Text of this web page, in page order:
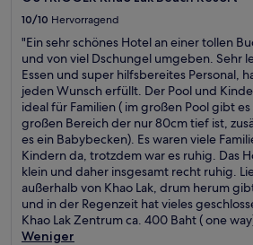
10/10 Hervorragend
"Ein sehr schönes Hotel an einer tollen
und von viel Dschungel umgeben. Sehr
Essen und super hilfsbereites Personal,
jeden Wunsch erfüllt. Der Pool und
ideal für Familien ( im großen Pool gibt
großen Bereich der nur 80cm tief ist,
es ein Babybecken). Es waren viele
Kindern da, trotzdem war es ruhig. Das
klein und daher insgesamt recht ruhig.
außerhalb von Khao Lak, drum herum
und in der Regenzeit hat vieles
Khao Lak Zentrum ca. 400 Baht ( one
Weniger